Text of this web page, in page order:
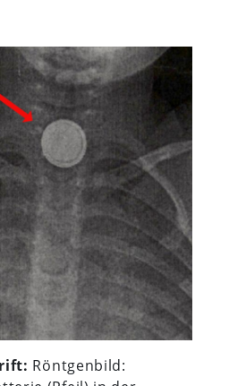
Röntgenbild: